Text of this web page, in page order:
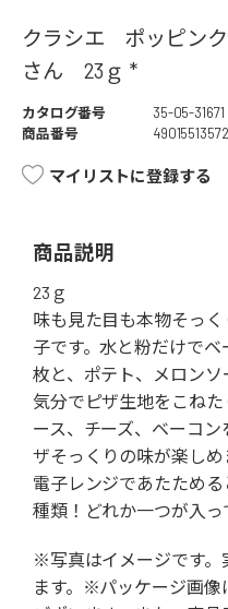
クラシエ ポッピン
さん 23ｇ *
カタログ番号
35-05-31671
商品番号
マイリストに登録する
商品説明
23ｇ
味も見た目も本物そっ
子です。水と粉だけで
枚と、ポテト、メロン
気分でピザ生地をこね
ース、チーズ、ベーコ
ザそっくりの味が楽し
電子レンジであたため
種類！どれか一つが入っ
※写真はイメージです。
ます。※パッケージ画像